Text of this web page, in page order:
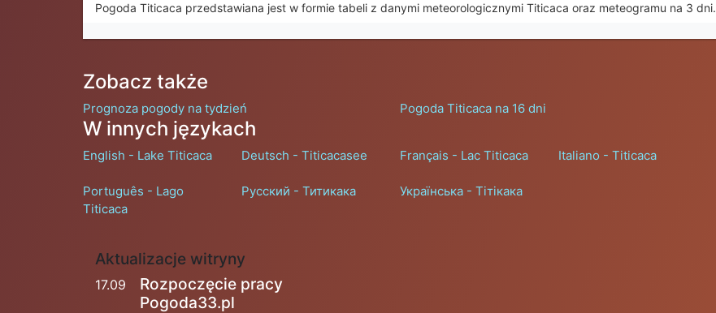
Pogoda Titicaca przedstawiana jest w formie tabeli z danymi meteorologicznymi Titicaca oraz meteogramu na 3 dni.
Zobacz także
Prognoza pogody na tydzień Pogoda Titicaca na 16 dni
W innych językach
English - Lake Titicaca Deutsch - Titicacasee Français - Lac Titicaca Italiano - Titicaca
Português - Lago
Titicaca
Русский - Титикака Українська - Тітікака
Aktualizacje witryny
17.09
Rozpoczęcie pracy
Pogoda33.pl